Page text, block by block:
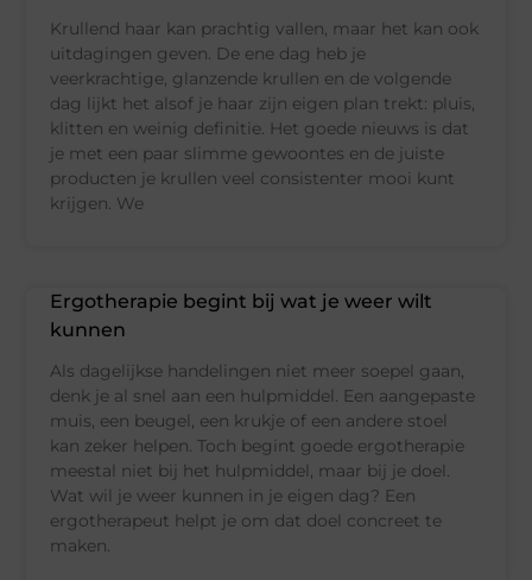
Krullend haar kan prachtig vallen, maar het kan ook
uitdagingen geven. De ene dag heb je
veerkrachtige, glanzende krullen en de volgende
dag lijkt het alsof je haar zijn eigen plan trekt: pluis,
klitten en weinig definitie. Het goede nieuws is dat
je met een paar slimme gewoontes en de juiste
producten je krullen veel consistenter mooi kunt
krijgen. We
Ergotherapie begint bij wat je weer wilt
kunnen
Als dagelijkse handelingen niet meer soepel gaan,
denk je al snel aan een hulpmiddel. Een aangepaste
muis, een beugel, een krukje of een andere stoel
kan zeker helpen. Toch begint goede ergotherapie
meestal niet bij het hulpmiddel, maar bij je doel.
Wat wil je weer kunnen in je eigen dag? Een
ergotherapeut helpt je om dat doel concreet te
maken.